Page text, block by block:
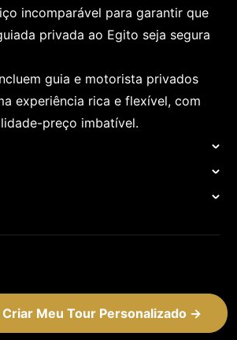
Criar Meu Tour Personalizado →
incomparável para garantir que
privada ao Egito seja segura
guia e motorista privados
experiência rica e flexível, com
preço imbatível.
de privacidade